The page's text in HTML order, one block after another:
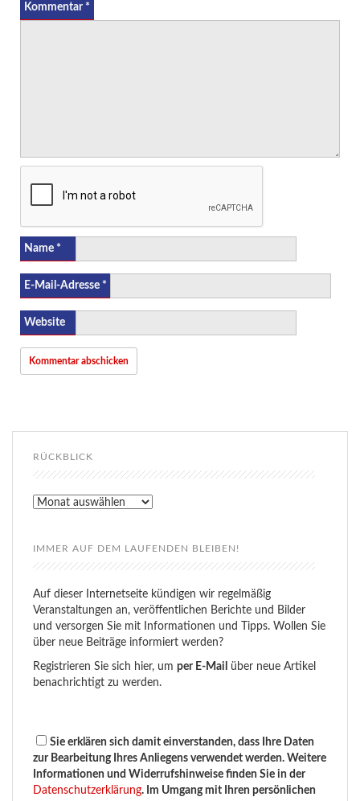
Kommentar *
Name *
E-Mail-Adresse *
Website
RÜCKBLICK
Rückblick
IMMER AUF DEM LAUFENDEN BLEIBEN!
Auf dieser Internetseite kündigen wir regelmäßig
Veranstaltungen an, veröffentlichen Berichte und Bilder
und versorgen Sie mit Informationen und Tipps. Wollen Sie
über neue Beiträge informiert werden?
Registrieren Sie sich hier, um per E-Mail
über neue Artikel
benachrichtigt zu werden.
Sie erklären sich damit einverstanden, dass Ihre Daten
zur Bearbeitung Ihres Anliegens verwendet werden. Weitere
Informationen und Widerrufshinweise finden Sie in der
Datenschutzerklärung. Im Umgang mit Ihren persönlichen